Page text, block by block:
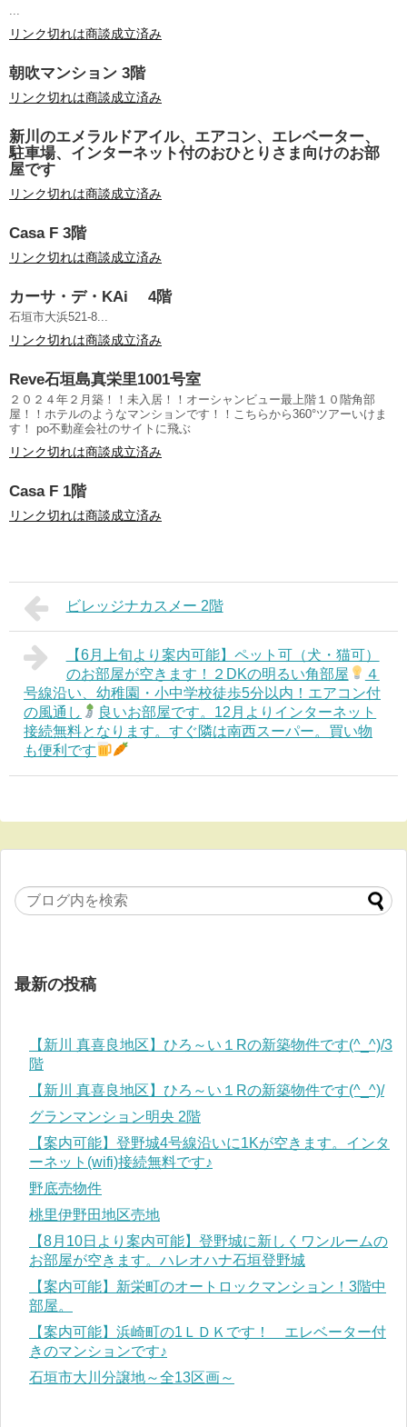
リンク切れは商談成立済み
朝吹マンション 3階
リンク切れは商談成立済み
新川のエメラルドアイル、エアコン、エレベーター、
駐車場、インターネット付のおひとりさま向けのお部
屋です
リンク切れは商談成立済み
Casa F 3階
リンク切れは商談成立済み
カーサ・デ・KAi 4階
石垣市大浜521-8...
リンク切れは商談成立済み
Reve石垣島真栄里1001号室
２０２４年２月築！！未入居！！オーシャンビュー最上階１０階角部
屋！！ホテルのようなマンションです！！こちらから360°ツアーいけま
す！ po不動産会社のサイトに飛ぶ
リンク切れは商談成立済み
Casa F 1階
リンク切れは商談成立済み
ビレッジナカスメー 2階
【6月上旬より案内可能】ペット可（犬・猫可）
のお部屋が空きます！２DKの明るい角部屋
４
号線沿い、幼稚園・小中学校徒歩5分以内！エアコン付
の風通し
良いお部屋です。12月よりインターネット
接続無料となります。すぐ隣は南西スーパー。買い物
も便利です
最新の投稿
【新川 真喜良地区】ひろ～い１Rの新築物件です(^_^)/3
階
【新川 真喜良地区】ひろ～い１Rの新築物件です(^_^)/
グランマンション明央 2階
【案内可能】登野城4号線沿いに1Kが空きます。インタ
ーネット(wifi)接続無料です♪
野底売物件
桃里伊野田地区売地
【8月10日より案内可能】登野城に新しくワンルームの
お部屋が空きます。ハレオハナ石垣登野城
【案内可能】新栄町のオートロックマンション！3階中
部屋。
【案内可能】浜崎町の1ＬＤＫです！ エレベーター付
きのマンションです♪
石垣市大川分譲地～全13区画～